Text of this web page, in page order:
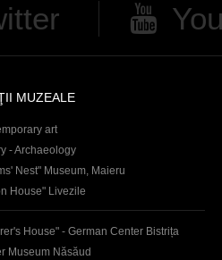
MUZEALE
art
- Archaeology
Nest" Museum, Maieru
House" Livezile
House" - German Center Bistrița
Museum Năsăud